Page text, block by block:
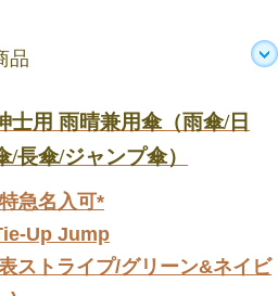
品
士用 雨晴兼用傘（雨傘/日
/長傘/ジャンプ傘）
急名入可*
Up Jump
ストライプ/グリーン&ネイビ